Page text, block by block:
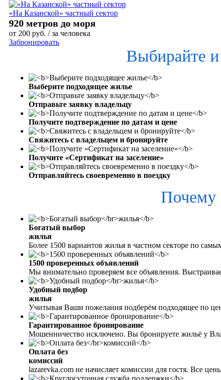
«На Казанской» частный сектор
920 метров до моря
от 200 руб. / за человека
Забронировать
Выбирайте
Выберите подходящее жилье
Отправьте заявку владельцу
Получите подтверждение по датам и цене
Свяжитесь с владельцем и бронируйте
Получите «Сертификат на заселение»
Отправляйтесь своевременно в поездку
Почему
Богатый выбор
жилья
Более 1500 вариантов жилья в частном секторе по
1500 проверенных объявлений
Мы внимательно проверяем все объявления.
Удобный подбор
жилья
Учитывая Ваши пожелания подберём подходящее по
Гарантированное бронирование
Мошенничество исключено. Вы бронируете жильё у
Оплата без
комиссий
lazarevka.com не начисляет комиссии для гостя. Все